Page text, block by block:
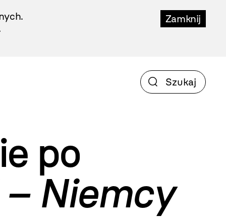
Zamknij
po
Niemcy